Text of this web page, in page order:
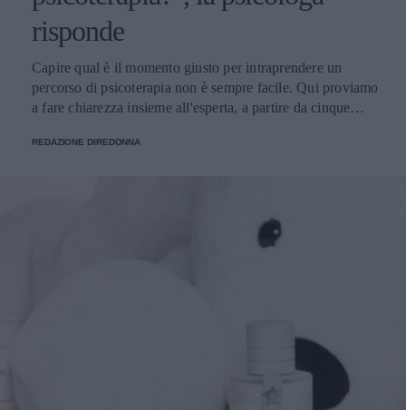
risponde
Capire qual è il momento giusto per intraprendere un
percorso di psicoterapia non è sempre facile. Qui proviamo
a fare chiarezza insieme all'esperta, a partire da cinque
REDAZIONE DIREDONNA